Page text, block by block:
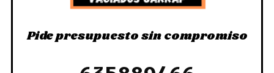
Pide presupuesto sin compromiso